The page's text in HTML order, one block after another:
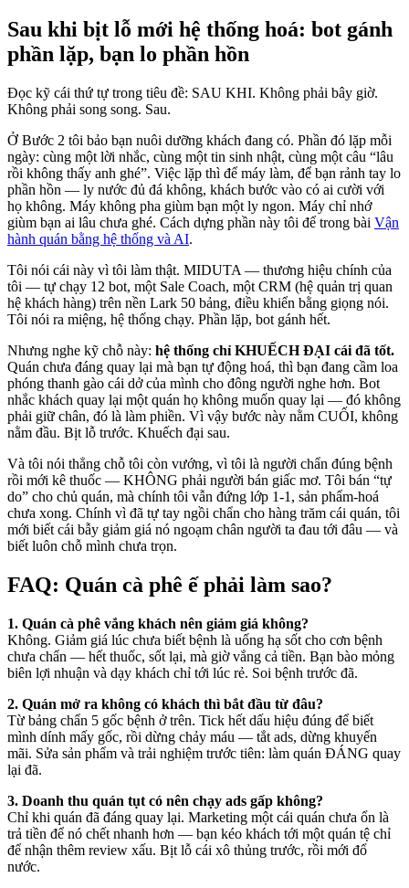
Sau khi bịt lỗ mới hệ thống hoá: bot gánh
phần lặp, bạn lo phần hồn
Đọc kỹ cái thứ tự trong tiêu đề: SAU KHI. Không phải bây giờ.
Không phải song song. Sau.
Ở Bước 2 tôi bảo bạn nuôi dưỡng khách đang có. Phần đó lặp mỗi
ngày: cùng một lời nhắc, cùng một tin sinh nhật, cùng một câu “lâu
rồi không thấy anh ghé”. Việc lặp thì để máy làm, để bạn rảnh tay lo
phần hồn — ly nước đủ đá không, khách bước vào có ai cười với
họ không. Máy không pha giùm bạn một ly ngon. Máy chỉ nhớ
giùm bạn ai lâu chưa ghé. Cách dựng phần này tôi để trong bài Vận
hành quán bằng hệ thống và AI.
Tôi nói cái này vì tôi làm thật. MIDUTA — thương hiệu chính của
tôi — tự chạy 12 bot, một Sale Coach, một CRM (hệ quản trị quan
hệ khách hàng) trên nền Lark 50 bảng, điều khiển bằng giọng nói.
Tôi nói ra miệng, hệ thống chạy. Phần lặp, bot gánh hết.
Nhưng nghe kỹ chỗ này: hệ thống chỉ KHUẾCH ĐẠI cái đã tốt.
Quán chưa đáng quay lại mà bạn tự động hoá, thì bạn đang cầm loa
phóng thanh gào cái dở của mình cho đông người nghe hơn. Bot
nhắc khách quay lại một quán họ không muốn quay lại — đó không
phải giữ chân, đó là làm phiền. Vì vậy bước này nằm CUỐI, không
nằm đầu. Bịt lỗ trước. Khuếch đại sau.
Và tôi nói thẳng chỗ tôi còn vướng, vì tôi là người chẩn đúng bệnh
rồi mới kê thuốc — KHÔNG phải người bán giấc mơ. Tôi bán “tự
do” cho chủ quán, mà chính tôi vẫn đứng lớp 1-1, sản phẩm-hoá
chưa xong. Chính vì đã tự tay ngồi chẩn cho hàng trăm cái quán, tôi
mới biết cái bẫy giảm giá nó ngoạm chân người ta đau tới đâu — và
biết luôn chỗ mình chưa trọn.
FAQ: Quán cà phê ế phải làm sao?
1. Quán cà phê vắng khách nên giảm giá không?
Không. Giảm giá lúc chưa biết bệnh là uống hạ sốt cho cơn bệnh
chưa chẩn — hết thuốc, sốt lại, mà giờ vắng cả tiền. Bạn bào mỏng
biên lợi nhuận và dạy khách chỉ tới lúc rẻ. Soi bệnh trước đã.
2. Quán mở ra không có khách thì bắt đầu từ đâu?
Từ bảng chẩn 5 gốc bệnh ở trên. Tick hết dấu hiệu đúng để biết
mình dính mấy gốc, rồi dừng chảy máu — tắt ads, dừng khuyến
mãi. Sửa sản phẩm và trải nghiệm trước tiên: làm quán ĐÁNG quay
lại đã.
3. Doanh thu quán tụt có nên chạy ads gấp không?
Chỉ khi quán đã đáng quay lại. Marketing một cái quán chưa ổn là
trả tiền để nó chết nhanh hơn — bạn kéo khách tới một quán tệ chỉ
để nhận thêm review xấu. Bịt lỗ cái xô thủng trước, rồi mới đổ
nước.